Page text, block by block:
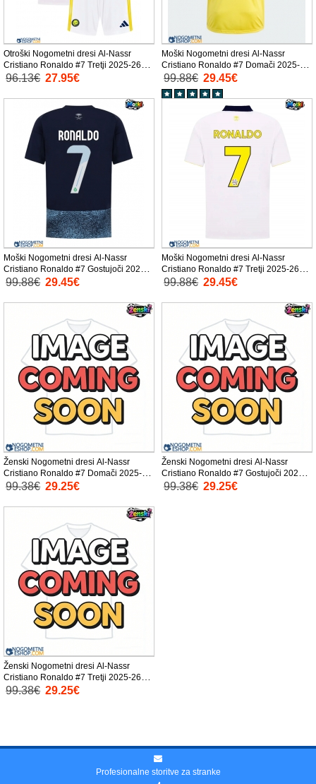
Otroški Nogometni dresi Al-Nassr
Cristiano Ronaldo #7 Tretji 2025-26
Kratek Rokav (+ Kratke hlače)
96.13€ 27.95€
Moški Nogometni dresi Al-Nassr
Cristiano Ronaldo #7 Domači 2025-26
Kratek Rokav
99.88€ 29.45€
Moški Nogometni dresi Al-Nassr
Cristiano Ronaldo #7 Gostujoči 2025-
26 Kratek Rokav
99.88€ 29.45€
Moški Nogometni dresi Al-Nassr
Cristiano Ronaldo #7 Tretji 2025-26
Kratek Rokav
99.88€ 29.45€
Ženski Nogometni dresi Al-Nassr
Cristiano Ronaldo #7 Domači 2025-26
Kratek Rokav
99.38€ 29.25€
Ženski Nogometni dresi Al-Nassr
Cristiano Ronaldo #7 Gostujoči 2025-
26 Kratek Rokav
99.38€ 29.25€
Ženski Nogometni dresi Al-Nassr
Cristiano Ronaldo #7 Tretji 2025-26
Kratek Rokav
99.38€ 29.25€
Profesionalne storitve za stranke